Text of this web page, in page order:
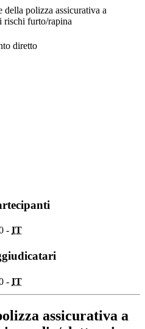
della polizza assicurativa a
rischi furto/rapina
diretto
- IT
- IT
assicurativa a